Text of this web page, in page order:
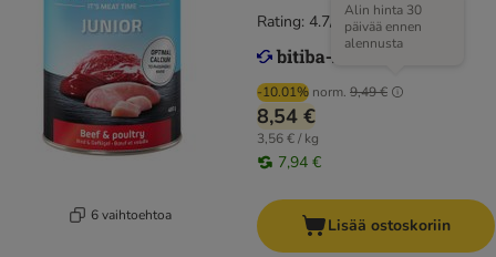
6 vaihtoehtoa
-10.01% norm. 9,49 €
Alin hinta 30
päivää ennen
alennusta
8,54 €
3,56 € / kg
7,94 €
Rating: 4.7/5
Lisää ostoskoriin